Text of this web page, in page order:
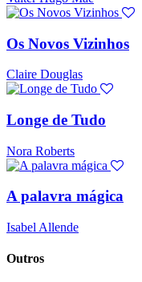
Os Novos Vizinhos
Claire Douglas
Longe de Tudo
Nora Roberts
A palavra mágica
Isabel Allende
Outros